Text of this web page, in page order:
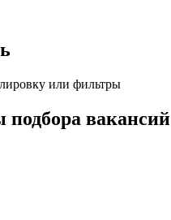
или фильтры
вакансий